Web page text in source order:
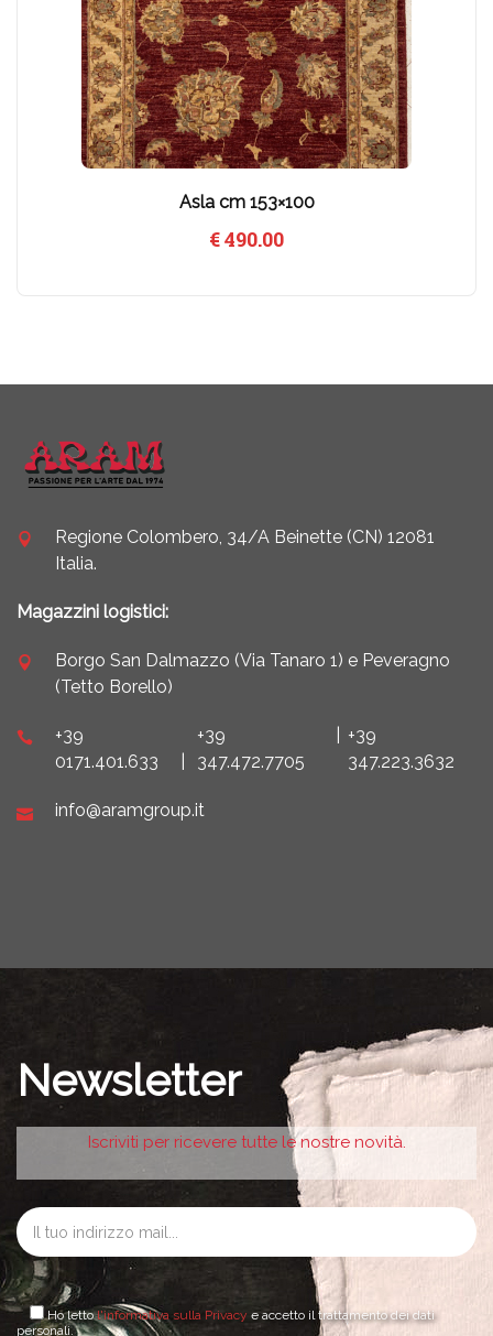
Asla cm 153×100
€490.00
Regione Colombero, 34/A Beinette (CN) 12081
Italia.
Magazzini logistici:
Borgo San Dalmazzo (Via Tanaro 1) e Peveragno
(Tetto Borello)
+39
0171.401.633
+39
347.472.7705
+39
347.223.3632
info@aramgroup.it
Newsletter
Iscriviti per ricevere tutte le nostre novità.
Ho lettol'informativa sulla Privacy e accetto il trattamento dei dati
personali.